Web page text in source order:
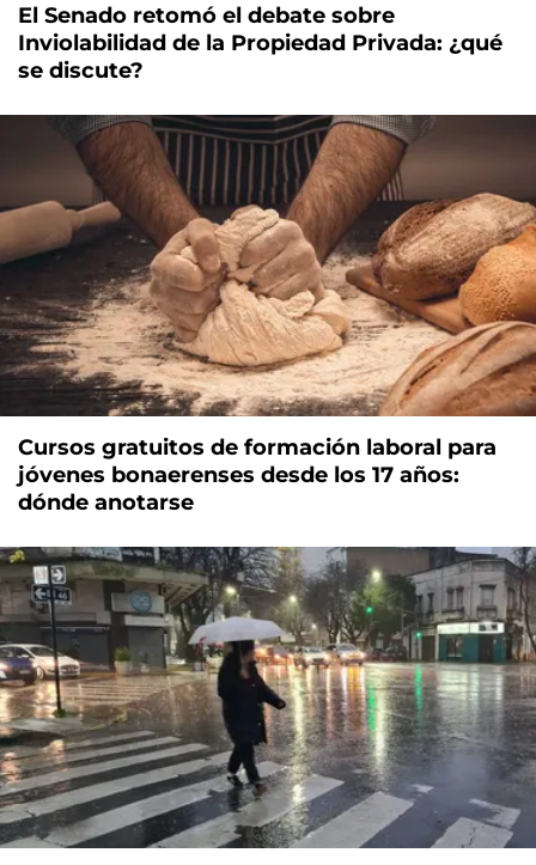
El Senado retomó el debate sobre
Inviolabilidad de la Propiedad Privada: ¿qué
se discute?
Cursos gratuitos de formación laboral para
jóvenes bonaerenses desde los 17 años:
dónde anotarse